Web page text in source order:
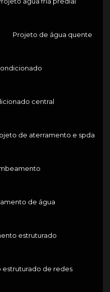
Projeto de água quente
central
de aterramento e spda
de água
estruturado
de redes